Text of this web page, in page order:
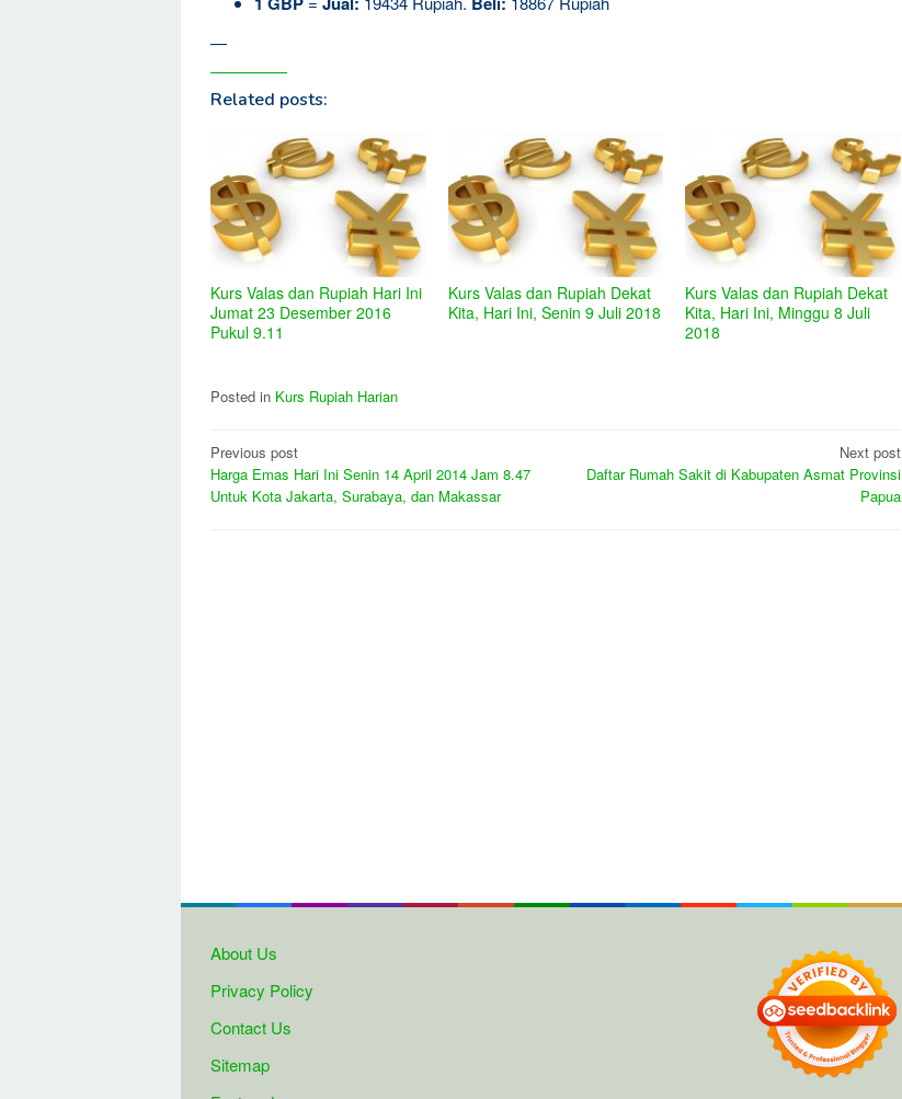
—
Related posts:
Kurs Valas dan Rupiah Hari Ini
Jumat 23 Desember 2016
Pukul 9.11
Kurs Valas dan Rupiah Dekat
Kita, Hari Ini, Senin 9 Juli 2018
Kurs Valas dan Rupiah Dekat
Kita, Hari Ini, Minggu 8 Juli
2018
Posted in Kurs Rupiah Harian
Post
navigation
Previous post
Harga Emas Hari Ini Senin 14 April 2014 Jam 8.47
Untuk Kota Jakarta, Surabaya, dan Makassar
Next post
Daftar Rumah Sakit di Kabupaten Asmat Provinsi
Papua
About Us
Privacy Policy
Contact Us
Sitemap